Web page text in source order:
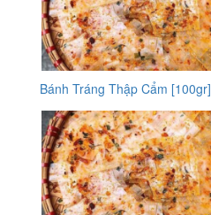
Bánh Tráng Thập Cẩm [100gr]